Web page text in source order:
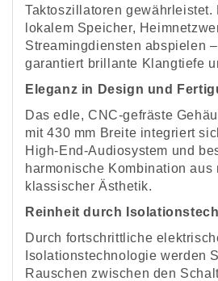
Taktoszillatoren gewährleistet.
lokalem Speicher,
Streamingdiensten abspielen
garantiert brillante Klangtiefe
Eleganz in Design und
Das edle, CNC-gefräste
mit 430 mm Breite integriert
High-End-Audiosystem und
harmonische Kombination aus
klassischer Ästhetik.
Reinheit durch
Durch fortschrittliche
Isolationstechnologie werden
Rauschen zwischen den